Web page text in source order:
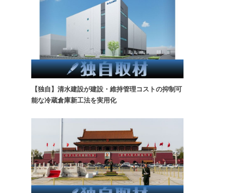
【独自】清水建設が建設・維持管理コストの抑制可
能な冷蔵倉庫新工法を実用化